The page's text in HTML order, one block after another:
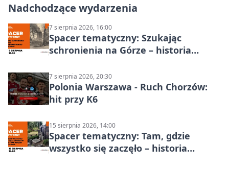
Nadchodzące wydarzenia
7 sierpnia 2026, 16:00
Spacer tematyczny: Szukając
schronienia na Górze – historia
7 sierpnia 2026, 20:30
Polonia Warszawa - Ruch Chorzów:
hit przy K6
15 sierpnia 2026, 14:00
Spacer tematyczny: Tam, gdzie
wszystko się zaczęło – historia